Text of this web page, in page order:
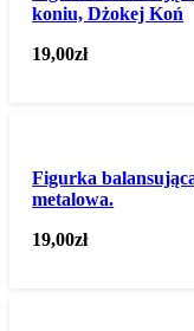
koniu, Dżokej Koń
19,00zł
Figurka
metalowa.
19,00zł